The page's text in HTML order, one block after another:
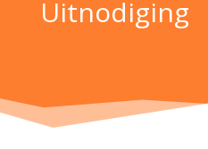
Uitnodiging